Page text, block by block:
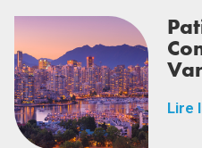
Lire